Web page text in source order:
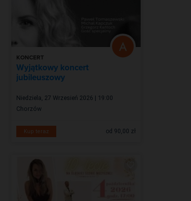
KONCERT
Wyjątkowy koncert
jubileuszowy
Niedziela, 27 Wrzesień 2026 | 19:00
Chorzów
Kup teraz od 90,00 zł